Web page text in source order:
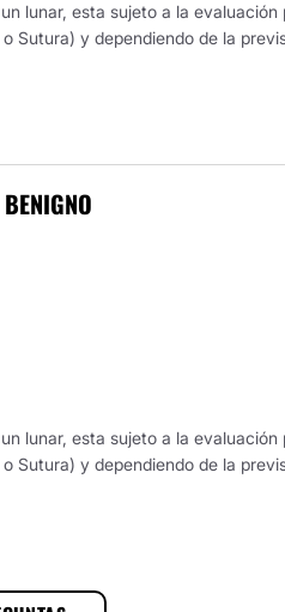
lunar, esta sujeto a la evaluación
Sutura) y dependiendo de la
lunar, esta sujeto a la evaluación
Sutura) y dependiendo de la